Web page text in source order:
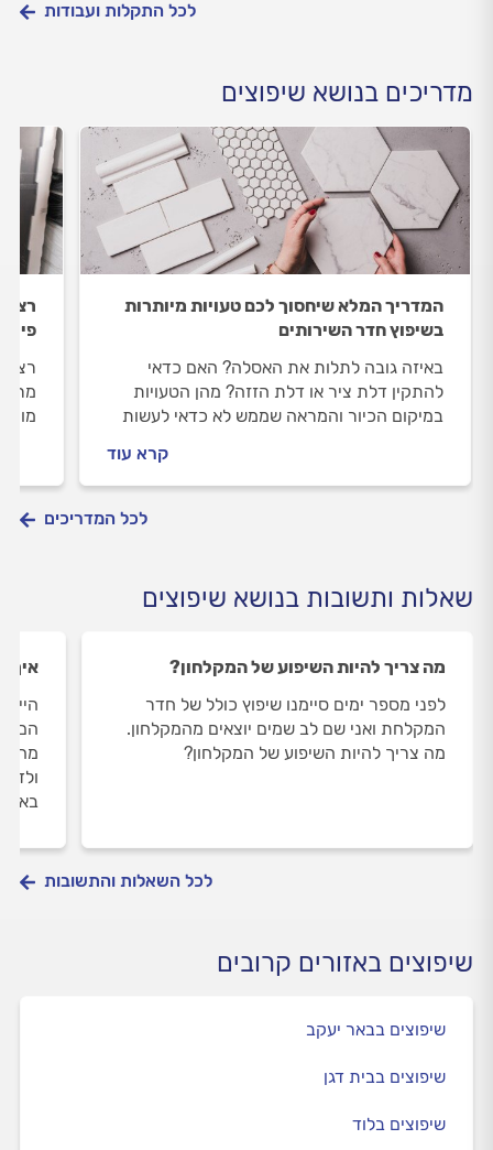
לכל התקלות ועבודות
מדריכים בנושא שיפוצים
המדריך המלא שיחסוך לכם טעויות מיותרות
בשיפוץ חדר השירותים
באיזה גובה לתלות את האסלה? האם כדאי
להתקין דלת ציר או דלת הזזה? מהן הטעויות
במיקום הכיור והמראה שממש לא כדאי לעשות
לשימוש וקל לתחזוקה? המדריך שיעשה לכם
סדר וניקיון.
קרא עוד
רצף
רצף
לכל המדריכים
שאלות ותשובות בנושא שיפוצים
מה צריך להיות השיפוע של המקלחון?
לפני מספר ימים סיימנו שיפוץ כולל של חדר
המקלחת ואני שם לב שמים יוצאים מהמקלחון.
מה צריך להיות השיפוע של המקלחון?
איך
היי,
הם
לכל השאלות והתשובות
שיפוצים באזורים קרובים
שיפוצים בבאר יעקב
שיפוצים בבית דגן
שיפוצים בלוד